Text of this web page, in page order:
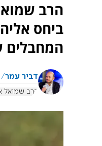
הרב
ביחס
המחבלים
דביר עמר
הרב שמואל